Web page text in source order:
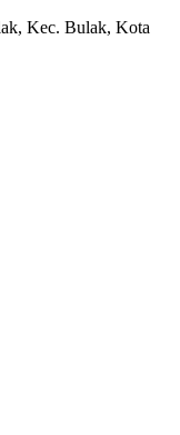
Kec. Bulak, Kota